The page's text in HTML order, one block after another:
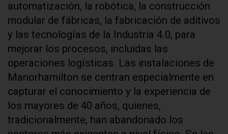
automatización, la robótica, la construcción
modular de fábricas, la fabricación de aditivos
y las tecnologías de la Industria 4.0, para
mejorar los procesos, incluidas las
operaciones logísticas. Las instalaciones de
Manorhamilton se centran especialmente en
capturar el conocimiento y la experiencia de
los mayores de 40 años, quienes,
tradicionalmente, han abandonado los